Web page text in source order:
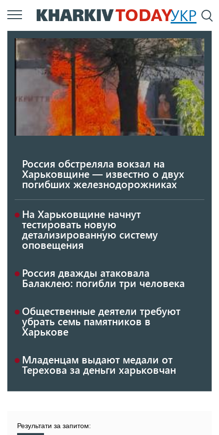
Перейти
к
содержанию
УКР
Россия обстреляла вокзал на
Харьковщине — известно о двух
погибших железнодорожниках
На Харьковщине начнут
тестировать новую
детализированную систему
оповещения
Россия дважды атаковала
Балаклею: погибли три человека
Общественные деятели требуют
убрать семь памятников в
Харькове
Младенцам выдают медали от
Терехова за деньги харьковчан
Результати за запитом: